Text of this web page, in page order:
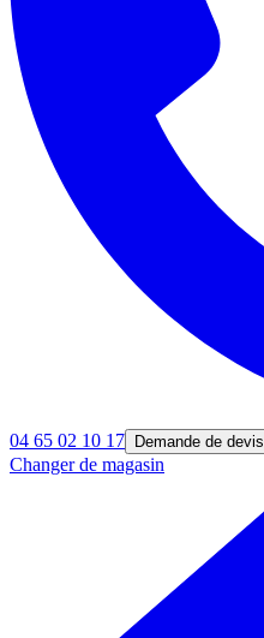
04 65 02 10 17 Demande de devis
Changer de magasin